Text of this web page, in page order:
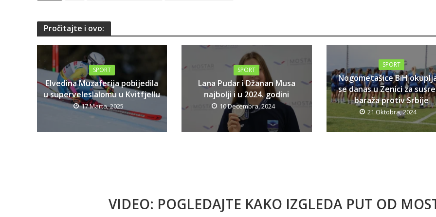
Pročitajte i ovo:
SPORT
Elvedina Muzaferija pobijedila
u superveleslalomu u Kvitfjellu
17 Marta, 2025
SPORT
Lana Pudar i Džanan Musa
najbolji i u 2024. godini
10 Decembra, 2024
SPORT
Nogometašice BiH
se danas u Zenici za
baraža protiv Srbije
21 Oktobra, 2024
VIDEO: POGLEDAJTE KAKO IZGLEDA PUT OD